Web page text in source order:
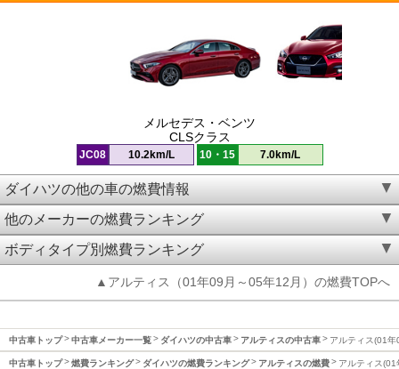
メルセデス・ベンツ
CLSクラス
JC08 10.2km/L 10・15 7.0km/L
ダイハツの他の車の燃費情報
他のメーカーの燃費ランキング
ボディタイプ別燃費ランキング
▲アルティス（01年09月～05年12月）の燃費TOPへ
中古車トップ 中古車メーカー一覧 ダイハツの中古車 アルティスの中古車 アルティス(01
中古車トップ 燃費ランキング ダイハツの燃費ランキング アルティスの燃費 アルティス